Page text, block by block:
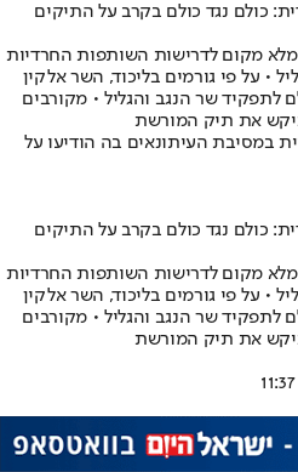
כולם נגד כולם בקרב על התיקים
מקום לדרישות השותפות החרדיות
• על פי גורמים בליכוד, השר אלקין
לתפקיד שר הנגב והגליל • מקורבים
את תיק המורשת
במסיבת העיתונאים בה הודיעו על
כולם נגד כולם בקרב על התיקים
מקום לדרישות השותפות החרדיות
• על פי גורמים בליכוד, השר אלקין
לתפקיד שר הנגב והגליל • מקורבים
את תיק המורשת